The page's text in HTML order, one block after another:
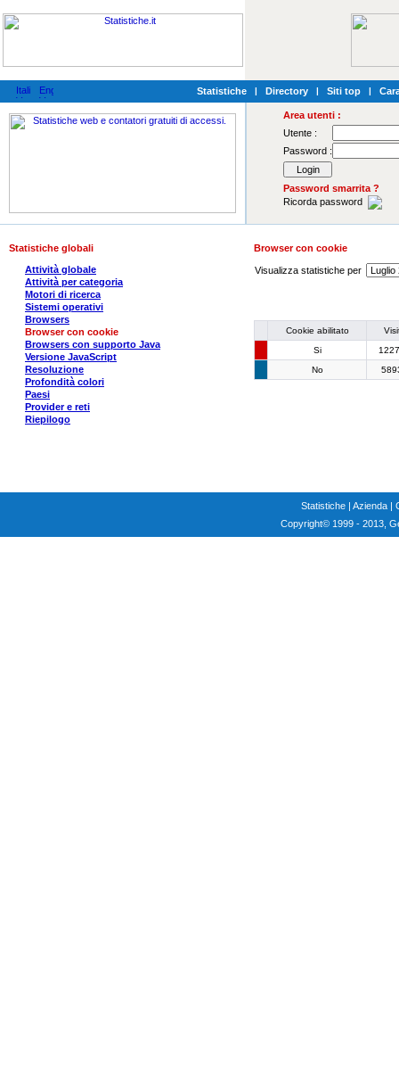
Statistiche | Directory | Siti top |
Area utenti :
Utente :
Password :
Password smarrita ?
Ricorda password
Statistiche globali
Attività globale
Attività per categoria
Motori di ricerca
Sistemi operativi
Browsers
Browser con cookie
Browsers con supporto Java
Versione JavaScript
Resoluzione
Profondità colori
Paesi
Provider e reti
Riepilogo
Browser con cookie
Visualizza statistiche per
Cookie abilitato
Si
No
Statistiche | Azienda |
Copyright© 1999 - 2013,